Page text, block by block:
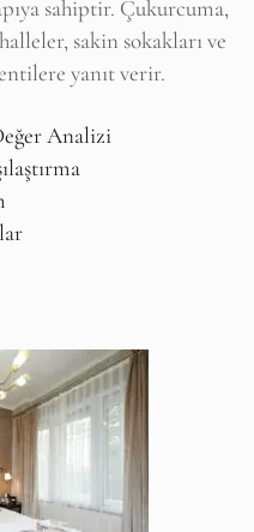
sahiptir. Çukurcuma,
sakin sokakları ve
yanıt verir.
Analizi